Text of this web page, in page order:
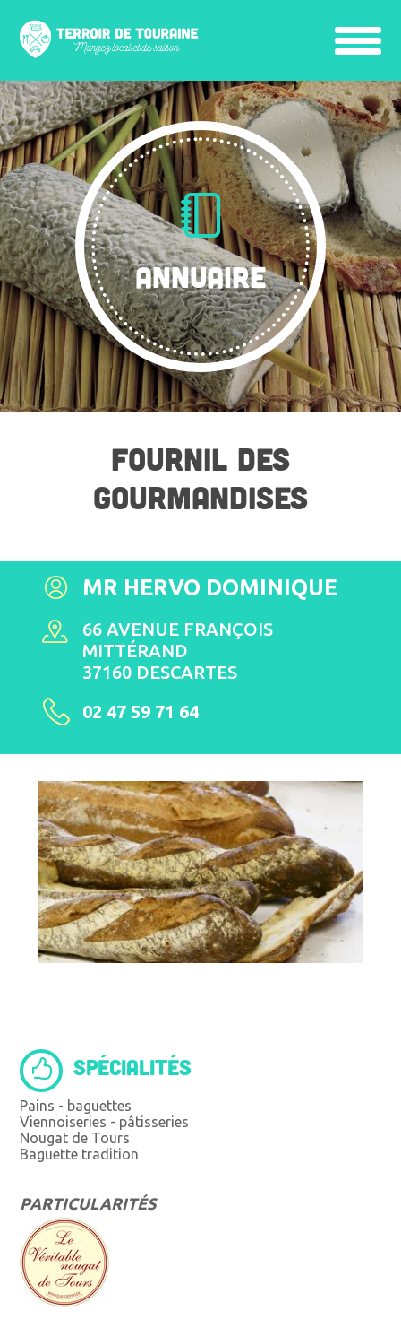
ANNUAIRE
FOURNIL DES
GOURMANDISES
MR HERVO DOMINIQUE
66 AVENUE FRANÇOIS
MITTÉRAND
37160 DESCARTES
02 47 59 71 64
SPÉCIALITÉS
Pains - baguettes
Viennoiseries - pâtisseries
Nougat de Tours
Baguette tradition
PARTICULARITÉS